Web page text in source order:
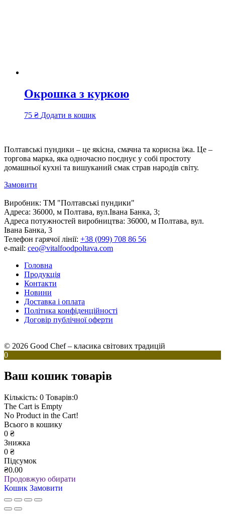
Окрошка з куркою
75 ₴ Додати в кошик
Полтавські пундики – це якісна, смачна та корисна їжа. Це –
торгова марка, яка одночасно поєднує у собі простоту
домашньої кухні та вишуканий смак страв народів світу.
Замовити
Виробник: ТМ "Полтавські пундики"
Адреса: 36000, м Полтава, вул.Івана Банка, 3;
Адреса потужностей виробництва: 36000, м Полтава, вул.
Івана Банка, 3
Телефон гарячої лінії: +38 (099) 708 86 56
e-mail: ceo@vitalfoodpoltava.com
Головна
Продукція
Контакти
Новини
Доставка і оплата
Політика конфіденційності
Договір публічної оферти
© 2026 Good Chef – класика світових традицій
0
Ваш кошик товарів
Кількість: 0 Товарів:0
The Cart is Empty
No Product in the Cart!
Всього в кошику
0 ₴
Знижка
0 ₴
Підсумок
₴0.00
Продовжую обирати
Кошик Замовити